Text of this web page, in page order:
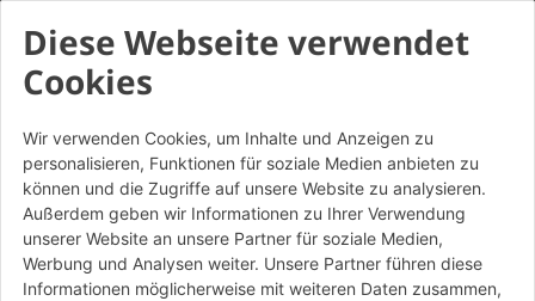
Diese Webseite verwendet
Cookies
Wir verwenden Cookies, um Inhalte und Anzeigen zu
personalisieren, Funktionen für soziale Medien anbieten zu
können und die Zugriffe auf unsere Website zu analysieren.
Außerdem geben wir Informationen zu Ihrer Verwendung
unserer Website an unsere Partner für soziale Medien,
Werbung und Analysen weiter. Unsere Partner führen diese
Informationen möglicherweise mit weiteren Daten zusammen,
Coppo Veneto SanMarco
Classico
Altre Colorazioni